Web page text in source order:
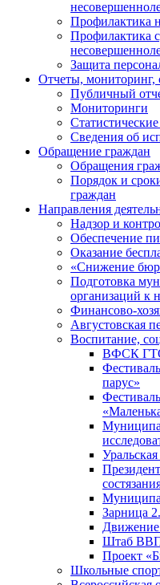
Профилактика
Защита
Отчеты, мониторинг,
Публичный
Мониторинги
Сведения об
Обращение граждан
Обращения
Порядок и
граждан
Направления
Надзор и
Обеспечение
Оказание
«Снижение
Подготовка
организаций к
Финансово-
Августовская
Воспитание,
ВФСК
парус»
Зарница
Штаб
Проект
Школьные